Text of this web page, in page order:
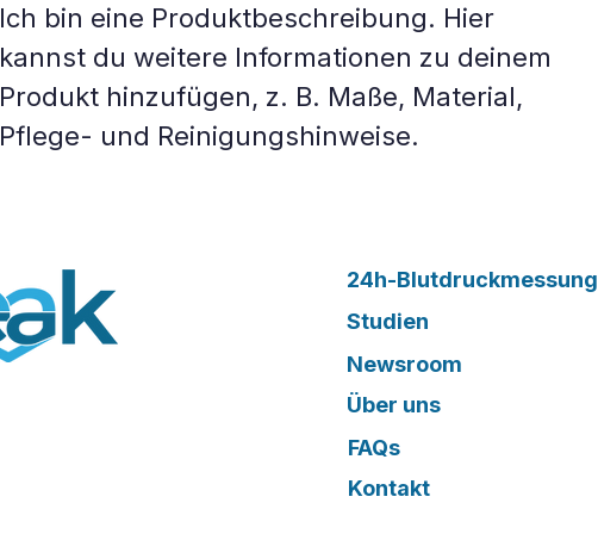
Ich bin eine Produktbeschreibung. Hier
kannst du weitere Informationen zu deinem
Produkt hinzufügen, z. B. Maße, Material,
Pflege- und Reinigungshinweise.
24h-Blutdruckmessung
Studien
Newsroom
Über uns
FAQs
Kontakt